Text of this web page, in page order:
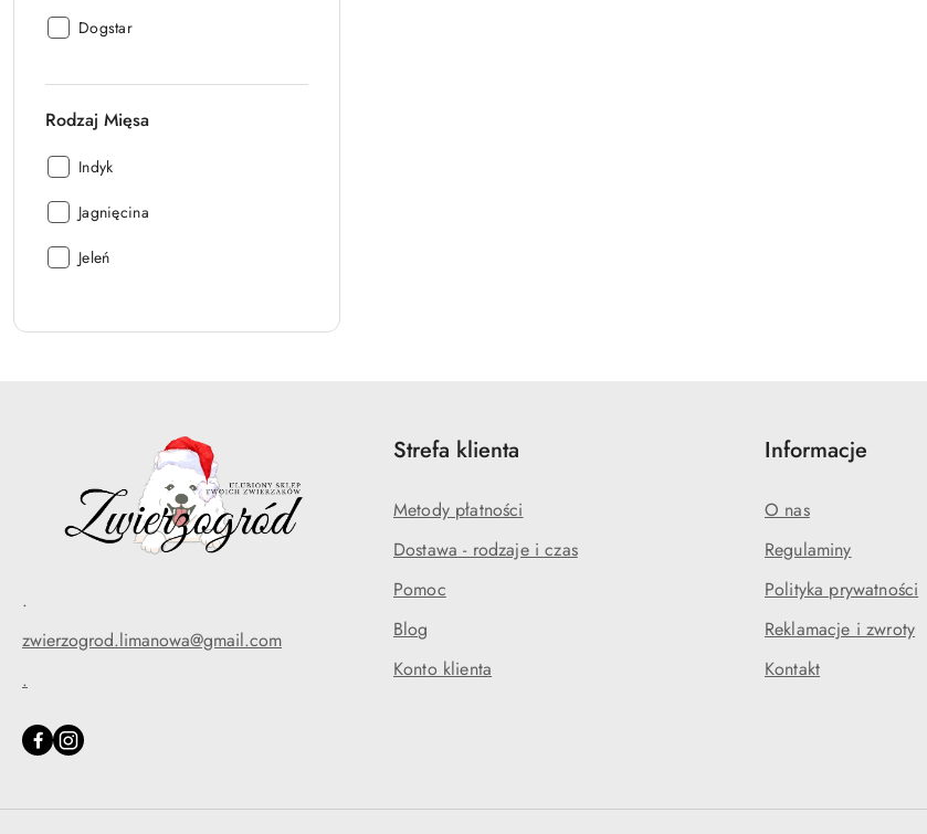
Producent:
Dogstar
Rodzaj Mięsa
Rodzaj
Indyk
Rodzaj
Jagnięcina
Rodzaj
Jeleń
.
zwierzogrod.limanowa@gmail.com
.
Strefa klienta
Metody płatności
Dostawa - rodzaje i czas
Pomoc
Blog
Konto klienta
Informacje
O nas
Regulaminy
Polityka prywatności
Reklamacje i zwroty
Kontakt